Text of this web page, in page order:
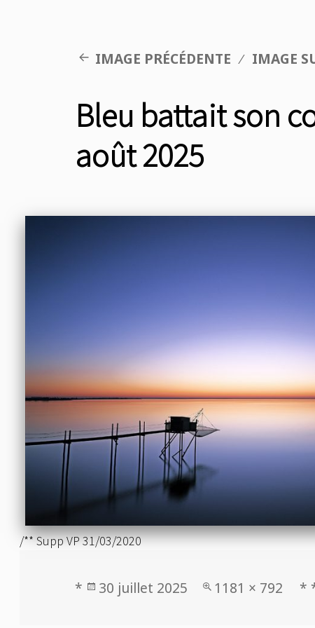
IMAGE PRÉCÉDENTE IMAGE
Bleu battait son
août 2025
/** Supp VP 31/03/2020
*
Publié
30 juillet 2025
Taille
1181 × 792 *